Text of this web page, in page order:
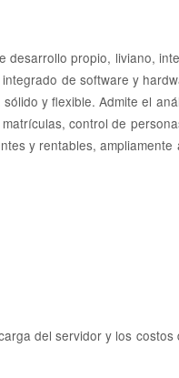
propio, liviano,
de software y
y flexible. Admite el
control de
y rentables,
del servidor y los costos